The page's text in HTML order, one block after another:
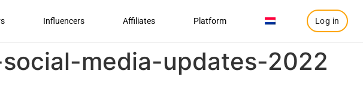
Influencers Affiliates Platform Log in
media-updates-2022